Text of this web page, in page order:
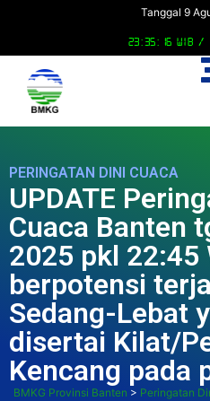
Tanggal 9
23:35:16 WIB /
PERINGATAN DINI CUACA
UPDATE
Cuaca Banten
2025 pkl 22:45
berpotensi
Sedang-Lebat
disertai Kilat/
Kencang pada
BMKG Provinsi Banten > Peringatan